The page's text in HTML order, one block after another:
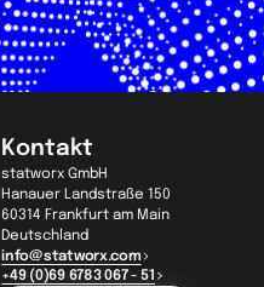
Kontakt
statworx GmbH
Hanauer Landstraße 150
60314 Frankfurt am Main
Deutschland
info@statworx.com
+49 (0)69 6783 067 - 51